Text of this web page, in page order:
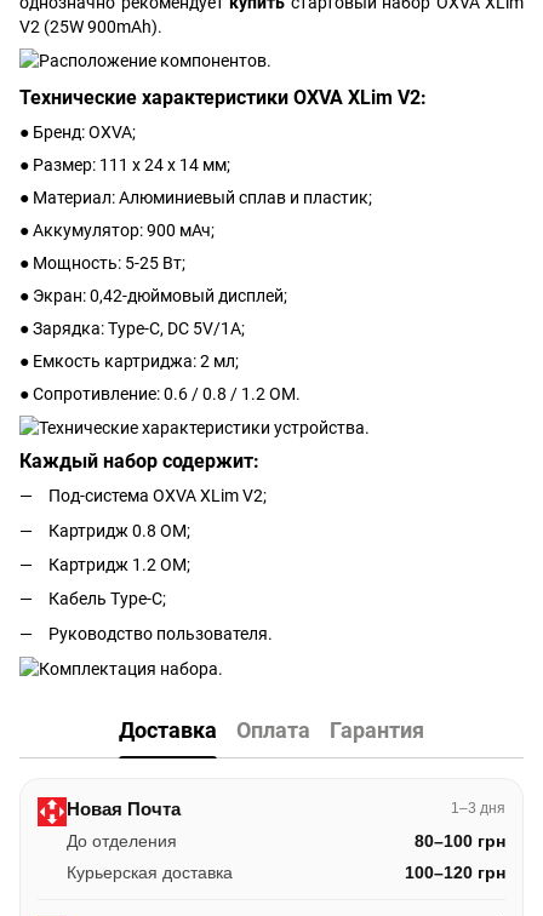
V2 (25W 900mAh).
Технические характеристики OXVA XLim V2:
● Бренд: OXVA;
● Размер: 111 х 24 х 14 мм;
● Материал: Алюминиевый сплав и пластик;
● Аккумулятор: 900 мАч;
● Мощность: 5-25 Вт;
● Экран: 0,42-дюймовый дисплей;
● Зарядка: Type-C, DC 5V/1A;
● Емкость картриджа: 2 мл;
● Сопротивление: 0.6 / 0.8 / 1.2 ОМ.
Каждый набор содержит:
Под-система OXVA XLim V2;
Картридж 0.8 ОМ;
Картридж 1.2 ОМ;
Кабель Type-C;
Руководство пользователя.
Доставка Оплата Гарантия
Новая Почта 1–3 дня
До отделения
80–100 грн
Курьерская доставка
100–120 грн